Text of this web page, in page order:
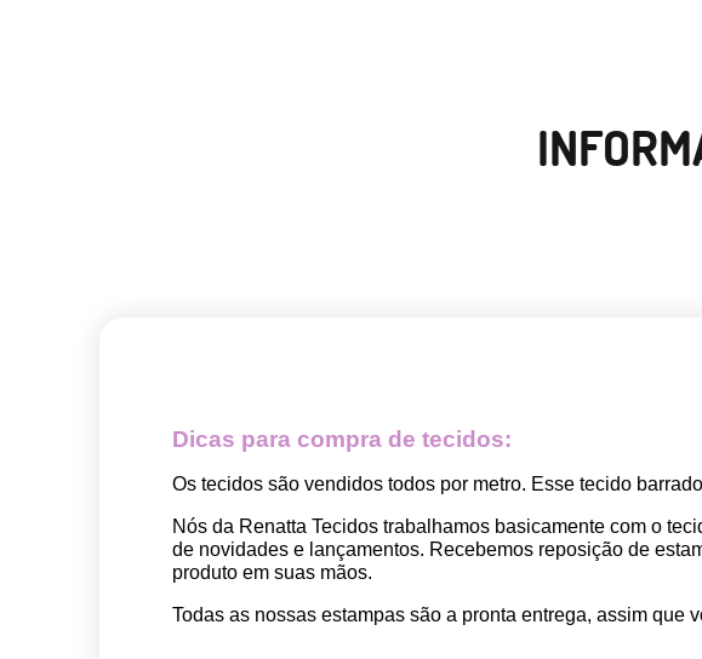
Dicas para compra de tecidos:
Os tecidos são vendidos todos por metro. Esse tecido
Nós da Renatta Tecidos trabalhamos basicamente com o
de novidades e lançamentos. Recebemos reposição de
produto em suas mãos.
Todas as nossas estampas são a pronta entrega, assim